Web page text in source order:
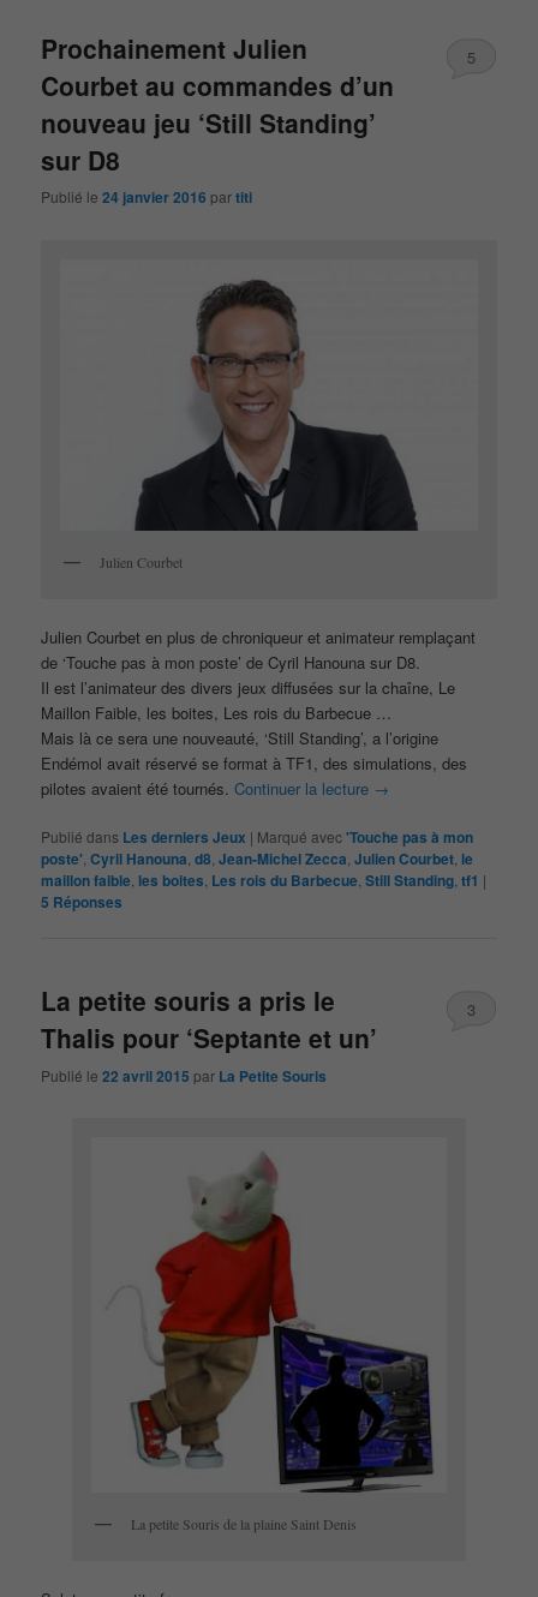
Prochainement Julien
Courbet au commandes d’un
nouveau jeu ‘Still Standing’
sur D8
Publié le24 janvier 2016 partiti
5
Julien Courbet
Julien Courbet en plus de chroniqueur et animateur remplaçant
de ‘Touche pas à mon poste’ de Cyril Hanouna sur D8.
Il est l’animateur des divers jeux diffusées sur la chaîne, Le
Maillon Faible, les boites, Les rois du Barbecue …
Mais là ce sera une nouveauté, ‘Still Standing’, a l’origine
Endémol avait réservé se format à TF1, des simulations, des
pilotes avaient été tournés.Continuer la lecture →
Publié dans Les derniers Jeux | Marqué avec'Touche pas à mon
poste' ,Cyril Hanouna ,d8 ,Jean-Michel Zecca ,Julien Courbet le
maillon faible les boites Les rois du Barbecue ,Still Standing ,tf1 |
5 Réponses
La petite souris a pris le
Thalis pour ‘Septante et un’
Publié le22 avril 2015 par La Petite Souris
3
La petite Souris de la plaine Saint Denis